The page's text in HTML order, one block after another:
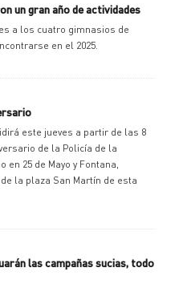
un gran año de actividades
a los cuatro gimnasios de
en el 2025.
este jueves a partir de las 8
de la Policía de la
en 25 de Mayo y Fontana,
la plaza San Martín de esta
las campañas sucias, todo